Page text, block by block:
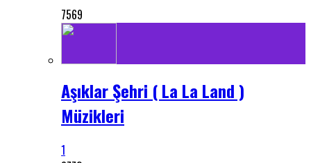
7569
Aşıklar Şehri ( La La Land )
Müzikleri
1